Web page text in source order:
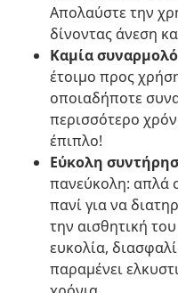
Απολαύστε την
δίνοντας άνεση
Καμία
έτοιμο προς
οποιαδήποτε
περισσότερο
έπιπλο!
Εύκολη
πανεύκολη: απλά
πανί για να
την αισθητική
ευκολία,
παραμένει